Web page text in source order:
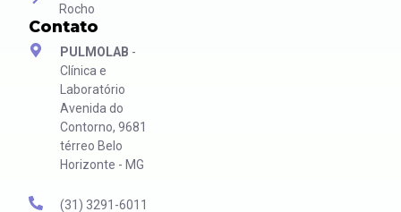
Rocho
Contato
PULMOLAB -
Clínica e
Laboratório
Avenida do
Contorno, 9681
térreo Belo
Horizonte - MG
(31) 3291-6011